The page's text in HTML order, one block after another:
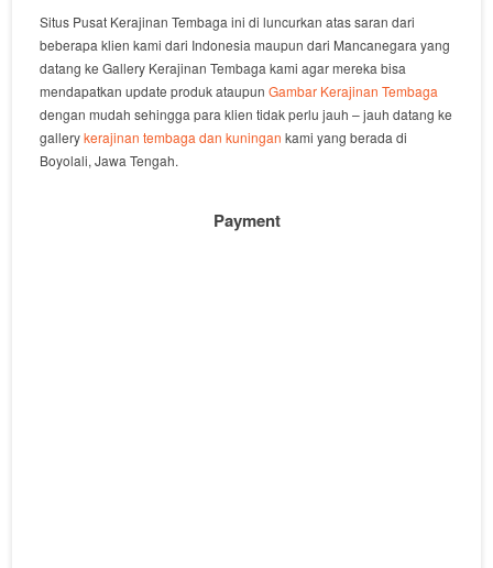
Situs Pusat Kerajinan Tembaga ini di luncurkan atas saran dari
beberapa klien kami dari Indonesia maupun dari Mancanegara yang
datang ke Gallery Kerajinan Tembaga kami agar mereka bisa
mendapatkan update produk ataupunGambar Kerajinan Tembaga
dengan mudah sehingga para klien tidak perlu jauh – jauh datang ke
gallerykerajinan tembaga dan kuningan kami yang berada di
Boyolali, Jawa Tengah.
Payment